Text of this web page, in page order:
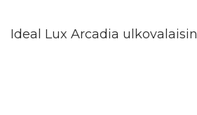
Ideal Lux Arcadia ulkovalaisin